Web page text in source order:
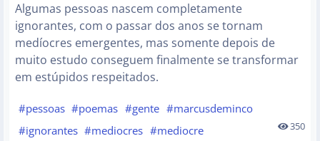
Algumas pessoas nascem completamente
ignorantes, com o passar dos anos se tornam
medíocres emergentes, mas somente depois de
muito estudo conseguem finalmente se transformar
em estúpidos respeitados.
#pessoas #poemas #gente #marcusdeminco
#ignorantes #mediocres #mediocre 350